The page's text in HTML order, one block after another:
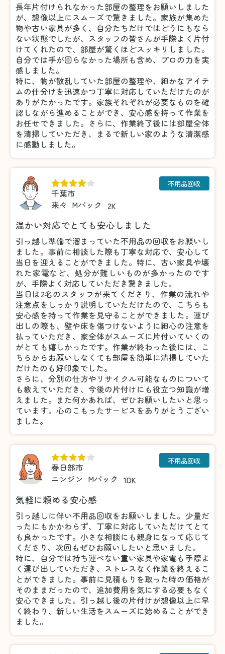
長年片付けられなかった部屋の整理をお願いしました
が、想像以上にスムーズで驚きました。家族が集めた
物や古い家具が多く、自分たちだけではどうにもなら
ない状態でしたが、スタッフの皆さんが手際よく片付
けてくれたので、部屋が驚くほどスッキリしました。
自分では手が回らなかった場所も含め、プロの力を実
感しました。
特に、物が散乱していた部屋の整理や、細かなアイテ
ムの仕分けを迅速かつ丁寧に対応していただけたのが
ありがたかったです。家族それぞれが必要なものを確
認しながら進めることができ、安心感を持って作業を
お任せできました。さらに、作業終了後には部屋全体
を清掃していただき、まるで新しい家のような清潔感
に感動しました。
千葉市
来々 Mパック 2K
不用品回収
温かい対応でとても安心しました
引っ越し準備で溜まっていた不用品の回収をお願いし
ました。事前に相談した際も丁寧な対応で、安心して
当日を迎えることができました。特に、古い家具や壊
れた家電など、処分が難しいものが多かったのです
が、手際よく対応していただき驚きました。
当日は2名のスタッフが来てくださり、作業の流れや
注意点をしっかり説明していただけたので、こちらも
安心感を持って作業を見守ることができました。運び
出しの際も、壁や床を傷つけないように細心の注意を
払っていただき、家全体がスムーズに片付いていくの
がとても嬉しかったです。作業が終わった後には、こ
ちらからお願いしなくても部屋を簡単に清掃していた
だけたのも好印象でした。
さらに、分別の仕方やリサイクル可能なものについて
も教えていただき、今後の片付けにも役立つ知識が増
えました。また何かあれば、ぜひお願いしたいと思っ
ています。心のこもったサービスをありがとうござい
ました。
春日部市
ニンジン Mパック 1DK
不用品回収
気軽に頼める安心感
引っ越しに伴い不用品回収をお願いしました。少量だ
ったにもかかわらず、丁寧に対応していただけてとて
も良かったです。小さな相談にも親身になって応じて
くださり、次回もぜひお願いしたいと思いました。
特に、自分では持ち運べない重い家具や家電も手際よ
く運び出していただき、ストレスなく作業を終えるこ
とができました。事前に見積もりを取った時の価格が
そのままだったので、追加費用を気にする必要もなく
安心できました。引っ越し後の片付けが想像以上に早
く終わり、新しい生活をスムーズに始めることができ
ました。